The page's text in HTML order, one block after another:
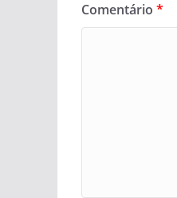
Comentário *